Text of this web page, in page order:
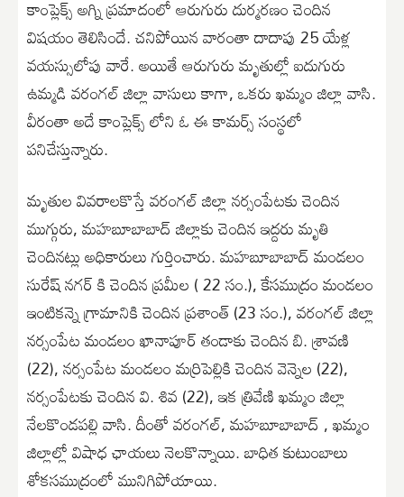
కాంప్లెక్స్ అగ్ని ప్రమాదంలో ఆరుగురు దుర్మరణం చెందిన
విషయం తెలిసిందే. చనిపోయిన వారంతా దాదాపు 25 యేళ్ల
వయస్సులోపు వారే. అయితే ఆరుగురు మృతుల్లో ఐదుగురు
ఉమ్మడి వరంగల్ జిల్లా వాసులు కాగా, ఒకరు ఖమ్మం జిల్లా వాసి.
వీరంతా అదే కాంప్లెక్స్ లోని ఓ ఈ కామర్స్ సంస్థలో
పనిచేస్తున్నారు.
మృతుల వివరాలకొస్తే వరంగల్ జిల్లా నర్సంపేటకు చెందిన
ముగ్గురు, మహబూబాబాద్ జిల్లాకు చెందిన ఇద్దరు మృతి
చెందినట్లు అధికారులు గుర్తించారు. మహబూబాబాద్ మండలం
సురేష్ నగర్ కి చెందిన ప్రమీల ( 22 సం.), కేసముద్రం మండలం
ఇంటికన్నె గ్రామానికి చెందిన ప్రశాంత్ (23 సం.), వరంగల్ జిల్లా
నర్సంపేట మండలం ఖానాపూర్ తండాకు చెందిన బి. శ్రావణి
(22), నర్సంపేట మండలం మర్రిపెల్లికి చెందిన వెన్నెల (22),
నర్సంపేటకు చెందిన వి. శివ (22), ఇక త్రివేణి ఖమ్మం జిల్లా
నేలకొండపల్లి వాసి. దీంతో వరంగల్, మహబూబాబాద్ , ఖమ్మం
జిల్లాల్లో విషాధ ఛాయలు నెలకొన్నాయి. బాధిత కుటుంబాలు
శోకసముద్రంలో మునిగిపోయాయి.